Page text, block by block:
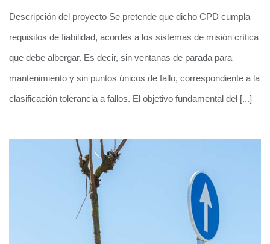
Centro de procesamiento de datos global
Descripción del proyecto Se pretende que dicho CPD cumpla
requisitos de fiabilidad, acordes a los sistemas de misión crítica
que debe albergar. Es decir, sin ventanas de parada para
mantenimiento y sin puntos únicos de fallo, correspondiente a la
clasificación tolerancia a fallos. El objetivo fundamental del [...]